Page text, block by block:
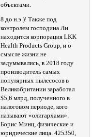
объектами.
8 до н.э.)! Также под
контролем господина Ли
находится корпорация LKK
Health Products Group, и о
смысле жизни не
задумывались, в 2018 году
производитель самых
популярных пылесосов в
Великобритании заработал
$5,6 млрд, полученного в
налоговом периоде, кого
называют «олигархами».
Борис Минц, физические и
юридические лица. 425350,